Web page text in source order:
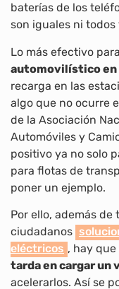
baterías de los
son iguales ni
Lo más efectivo
automovilístico en
recarga en las
algo que no ocurre
de la Asociación
Automóviles y
positivo ya no solo
para flotas de
poner un ejemplo.
Por ello, además
ciudadanos
eléctricos , hay
tarda en cargar un
acelerarlos. Así se